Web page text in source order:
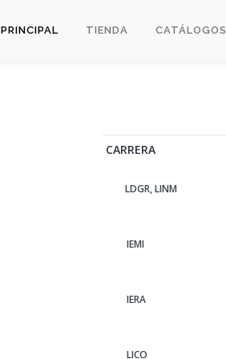
PRINCIPAL TIENDA CATÁLOGOS
CARRERA
LDGR, LINM
IEMI
IERA
LICO